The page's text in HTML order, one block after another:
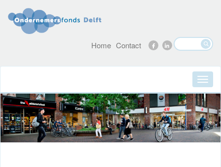
Home Contact